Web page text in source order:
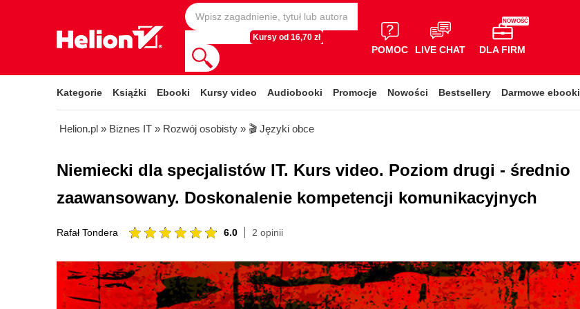
Kursy od 16,70 zł
POMOC LIVE CHAT
NOWOŚĆ
DLA FIRM
Kategorie Książki Ebooki Kursy video Audiobooki Promocje Nowości Bestsellery Darmowe ebooki
Helion.pl » Biznes IT » Rozwój osobisty » 🎬 Języki obce
Niemiecki dla specjalistów IT. Kurs video. Poziom drugi - średnio
zaawansowany. Doskonalenie kompetencji komunikacyjnych
Rafał Tondera 6.0 2 opinii